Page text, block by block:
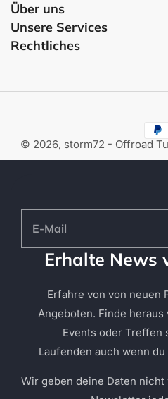
Über uns
Unsere Services
Rechtliches
© 2026, storm72 - Offroad
Erhalte News
Erfahre von von neuen
Angeboten. Finde
Events oder Treffen
Laufenden auch wenn
Wir geben deine Daten
E-